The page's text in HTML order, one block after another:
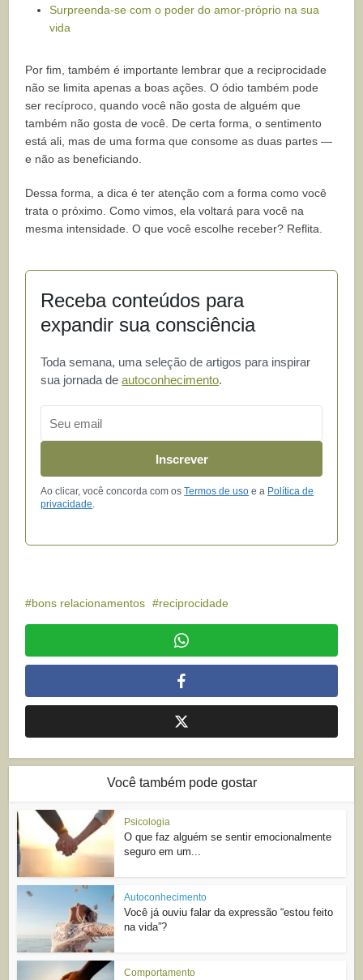
Surpreenda-se com o poder do amor-próprio na sua
vida
Por fim, também é importante lembrar que a reciprocidade
não se limita apenas a boas ações. O ódio também pode
ser recíproco, quando você não gosta de alguém que
também não gosta de você. De certa forma, o sentimento
está ali, mas de uma forma que consome as duas partes —
e não as beneficiando.
Dessa forma, a dica é ter atenção com a forma como você
trata o próximo. Como vimos, ela voltará para você na
mesma intensidade. O que você escolhe receber? Reflita.
Receba conteúdos para
expandir sua consciência
Toda semana, uma seleção de artigos para inspirar
sua jornada deautoconhecimento.
Inscrever
Ao clicar, você concorda com osTermos de uso e a Política de
privacidade.
bons relacionamentos reciprocidade
Você também pode gostar
Psicologia
O que faz alguém se sentir emocionalmente
seguro em um...
Autoconhecimento
Você já ouviu falar da expressão “estou feito
na vida”?
Comportamento